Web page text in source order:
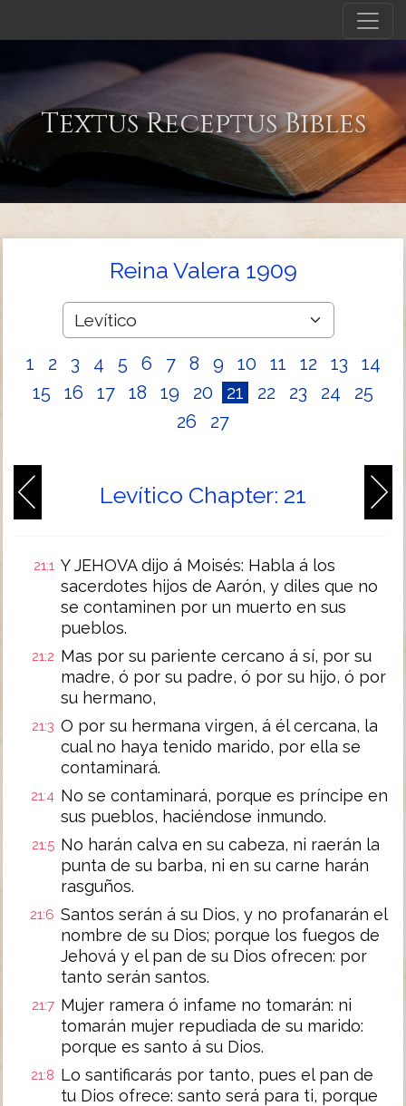
Textus Receptus Bibles
Reina Valera 1909
1 2 3 4 5 6 7 8 9 10 11 12 13
14
15
16 17 18 19 20 21 22 23 24
25
26
27
Levítico Chapter: 21
21:1 Y JEHOVA dijo á Moisés: Habla á los
sacerdotes hijos de Aarón, y diles que no
se contaminen por un muerto en sus
pueblos.
21:2 Mas por su pariente cercano á sí, por su
madre, ó por su padre, ó por su hijo, ó por
su hermano,
21:3 O por su hermana virgen, á él cercana, la
cual no haya tenido marido, por ella se
contaminará.
21:4 No se contaminará, porque es príncipe en
sus pueblos, haciéndose inmundo.
21:5 No harán calva en su cabeza, ni raerán la
punta de su barba, ni en su carne harán
rasguños.
21:6 Santos serán á su Dios, y no profanarán el
nombre de su Dios; porque los fuegos de
Jehová y el pan de su Dios ofrecen: por
tanto serán santos.
21:7 Mujer ramera ó infame no tomarán: ni
tomarán mujer repudiada de su marido:
porque es santo á su Dios.
21:8 Lo santificarás por tanto, pues el pan de
tu Dios ofrece: santo será para ti, porque